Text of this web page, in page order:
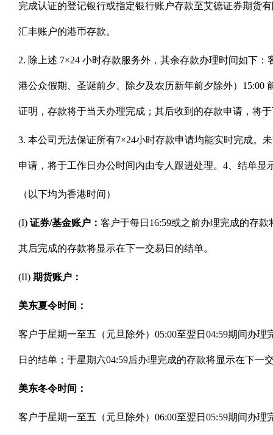
完成认证的登记银行或指定银行账户存款至艾德证券期货
汇丰账户的港币存款。
2. 除上述 7×24 小时存款服务外，其余存款办理时间如下：
港公众假期、圣诞前夕、除夕及农历新年前夕除外）15:00
证明，存款将于当天办理完成；其后收到的存款申请，将
3. 本公司无法保证所有7×24小时存款申请均能实时完成。
申请，将于工作日办公时间内由专人跟进处理。4、结单显
（以下均为香港时间）
(I) 证券/基金账户： 客户于每日16:59或之前办理完成的存
其后完成的存款将显示在下一交易日的结单。
(II) 期货账户：
美东夏令时间：
客户于星期一至五（元旦除外）05:00至翌日04:59期间办理
日的结单；于星期六04:59后办理完成的存款将显示在下一
美东冬令时间：
客户于星期一至五（元旦除外）06:00至翌日05:59期间办理